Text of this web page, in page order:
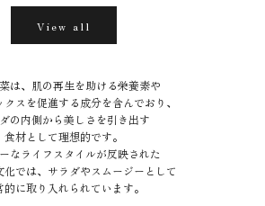
View all
から伝わった野菜のことをいい、
は、肌の再生を助ける栄養素や
スを促進する成分を含んでおり、
の内側から美しさを引き出す
食材として理想的です。
なライフスタイルが反映された
化では、サラダやスムージーとして
的に取り入れられています。